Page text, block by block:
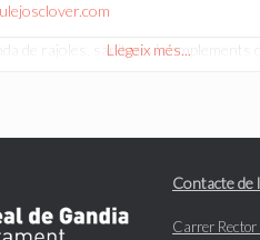
de rajoles, sanitaris i complements
Llegeix més...
Contacte de
Carrer